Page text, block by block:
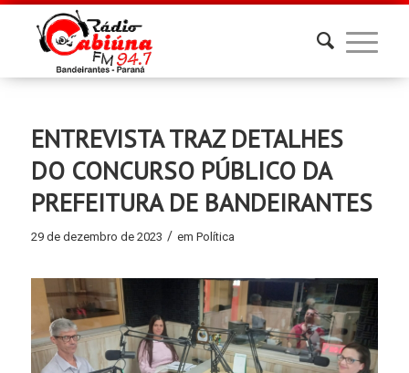
ENTREVISTA TRAZ DETALHES
DO CONCURSO PÚBLICO DA
PREFEITURA DE BANDEIRANTES
29 de dezembro de 2023 / em Política